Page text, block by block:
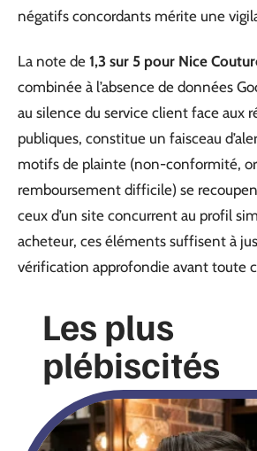
négatifs concordants mérite une
La note de 1,3 sur 5 pour Nice
combinée à l’absence de données
au silence du service client face aux
publiques, constitue un faisceau
motifs de plainte (non-conformité,
remboursement difficile) se
ceux d’un site concurrent au profil
acheteur, ces éléments suffisent à
vérification approfondie avant toute
Les plus
plébiscités